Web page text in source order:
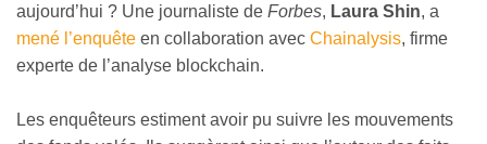
aujourd’hui ? Une journaliste de Forbes, Laura Shin, a
mené l’enquête en collaboration avec Chainalysis, firme
experte de l’analyse blockchain.
Les enquêteurs estiment avoir pu suivre les mouvements